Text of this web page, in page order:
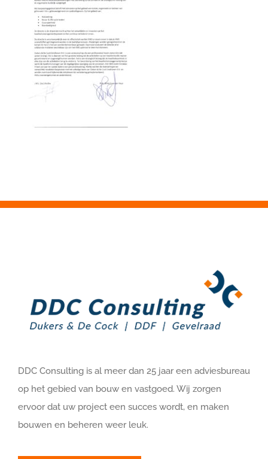
DDC Consulting is al meer dan 25 jaar een adviesbureau
op het gebied van bouw en vastgoed. Wij zorgen
ervoor dat uw project een succes wordt, en maken
bouwen en beheren weer leuk.